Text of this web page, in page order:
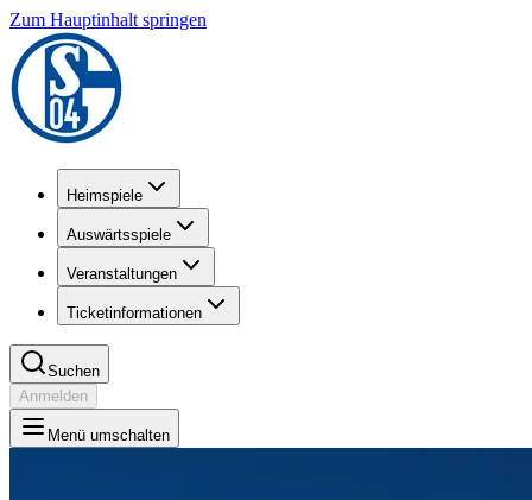
Zum Hauptinhalt springen
Heimspiele
Auswärtsspiele
Veranstaltungen
Ticketinformationen
Suchen
Anmelden
Menü umschalten